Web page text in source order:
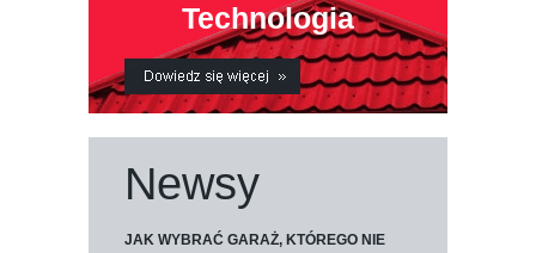
Technologia
Newsy
JAK WYBRAĆ GARAŻ, KTÓREGO NIE